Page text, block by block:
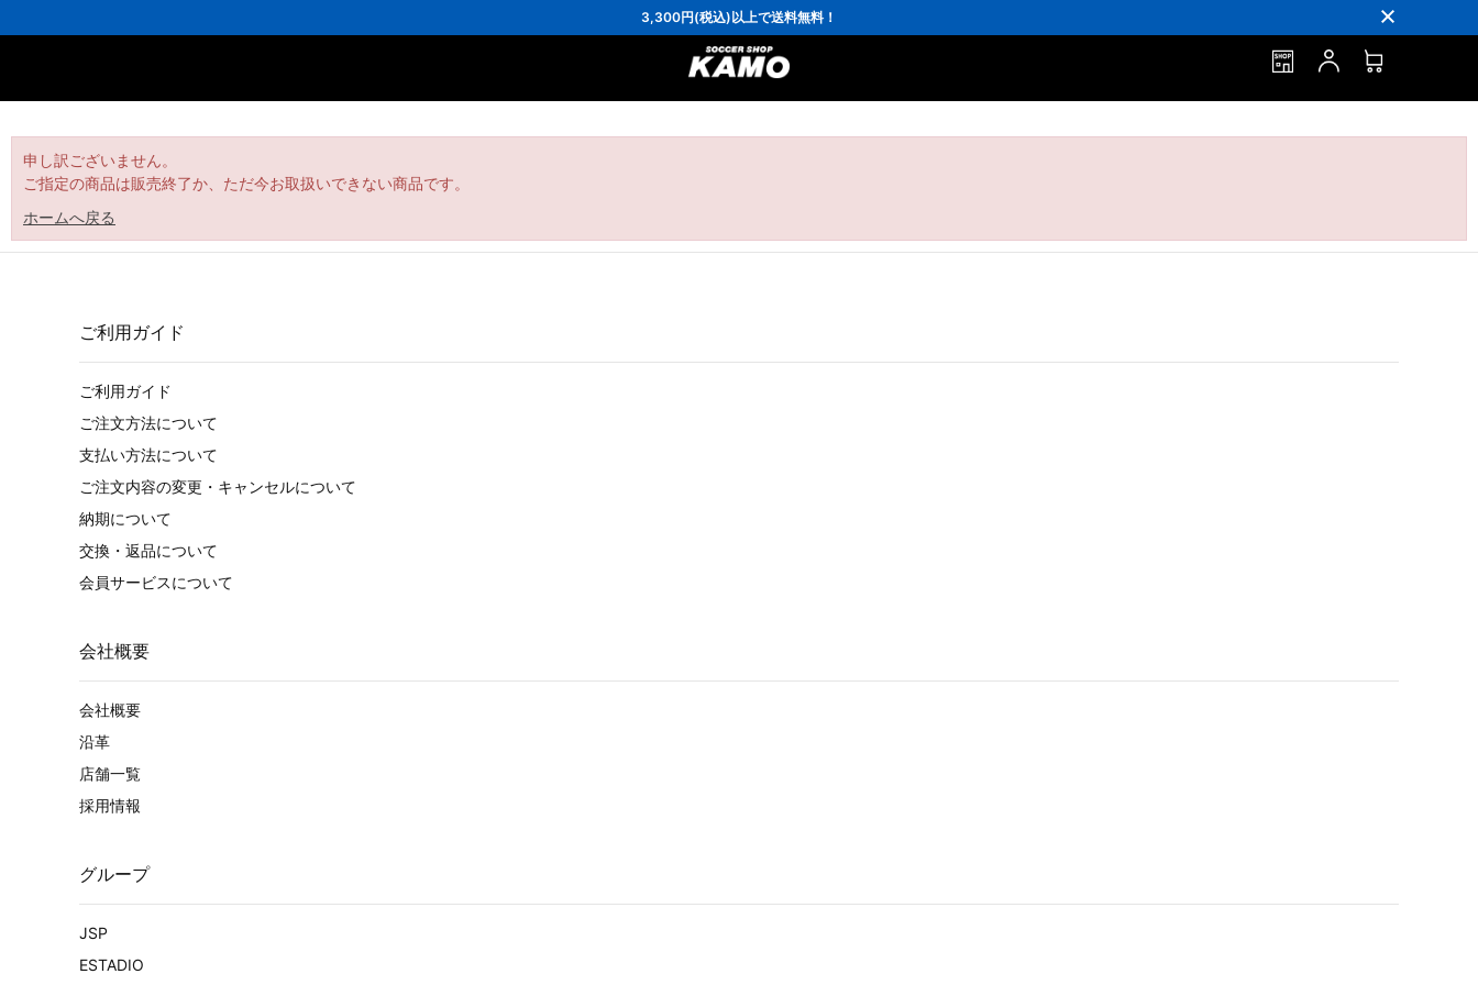
3,300円(税込)以上で送料無料！
ポイント還元率5％！プレミア会員は7％
会員の方にはお誕生月に「10％OFFクーポン」プレゼント！
16,000円(税込)以上でシューズケースプレゼント！
3,300円(税込)以上で送料無料！
申し訳ございません。
ご指定の商品は販売終了か、ただ今お取扱いできない商品です。
ホームへ戻る
ご利用ガイド
ご利用ガイド
ご注文方法について
支払い方法について
ご注文内容の変更・キャンセルについて
納期について
交換・返品について
会員サービスについて
会社概要
会社概要
沿革
店舗一覧
採用情報
グループ
JSP
ESTADIO